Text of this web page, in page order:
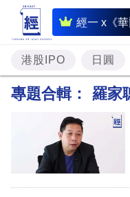
經一 x《華
即
時
財
經
投
資
港股IPO 日圓
專題合輯： 羅家